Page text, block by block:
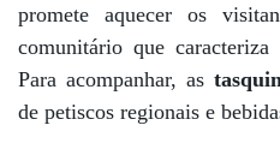
promete aquecer os
comunitário que
Para acompanhar, as
de petiscos regionais e